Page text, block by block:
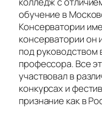
обучение в
Консерватории
консерватории он
под
профессора. Все
участвовал в
конкурсах и
признание как в